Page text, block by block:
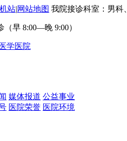
站|网站地图 我院接诊科室：男科
早 8:00—晚 9:00）
媒体报道 公益事业
医院荣誉 医院环境